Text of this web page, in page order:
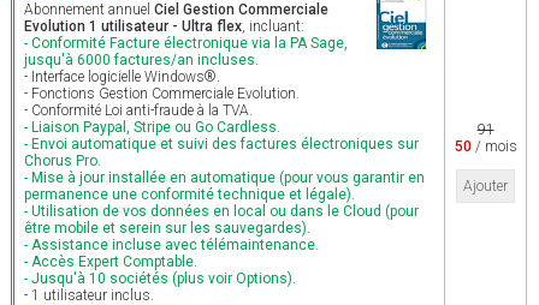
Abonnement annuel Ciel Gestion Commerciale
Evolution 1 utilisateur - Ultra flex, incluant:
- Conformité Facture électronique via la PA Sage,
jusqu'à 6000 factures/an incluses.
- Interface logicielle Windows®.
- Fonctions Gestion Commerciale Evolution.
- Conformité Loi anti-fraude à la TVA.
- Liaison Paypal, Stripe ou Go Cardless.
- Envoi automatique et suivi des factures électroniques sur
Chorus Pro.
- Mise à jour installée en automatique (pour vous garantir en
permanence une conformité technique et légale).
- Utilisation de vos données en local ou dans le Cloud (pour
être mobile et serein sur les sauvegardes).
- Assistance incluse avec télémaintenance.
- Accès Expert Comptable.
- Jusqu'à 10 sociétés (plus voir Options).
- 1 utilisateur inclus.
91
50/ mois
Ajouter